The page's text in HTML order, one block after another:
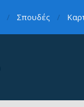
Σπουδές